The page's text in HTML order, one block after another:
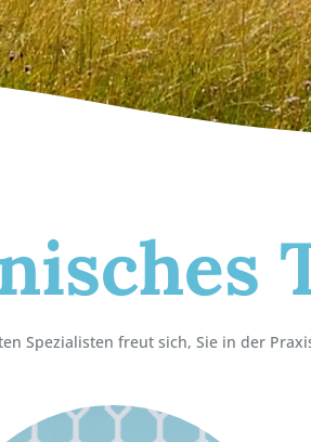
Spezialisten freut sich, Sie in der